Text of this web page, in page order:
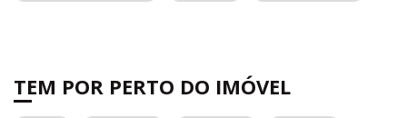
TEM POR PERTO DO IMÓVEL